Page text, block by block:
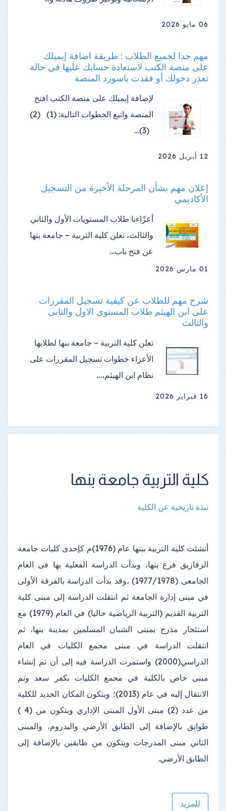
06 مايو 2026
مهم جدا لجميع الطلاب : طريقة اضافة إيميلك
على منصة الكتب لاستعادة حسابك عليها في حالة
تعذر دخولك أو فقدت باسورد المنصة
لإضافة إيميلك على منصة الكتب افتح
المنصة واتبع الخطوات التالية: (1) (2)
(3)…
12 أبريل 2026
إعلان مهم بشأن المرحلة الأخيرة من التسجيل
الأكاديمي
أعزّاءنا طلاب المستويات الأول والثاني
والثالث، تعلن كلية التربية – جامعة بنها
عن فتح باب…
01 مارس 2026
شرح مهم للطلاب عن كيفية تسجيل المقررات
على ابن الهيثم طلاب المستوى الاول والثانى
والثالث
تعلن كلية التربية – جامعة بنها لطلابها
الأعزاء خطوات تسجيل المقررات على
نظام ابن الهيثم،…
16 فبراير 2026
كلية التربية جامعة بنها
نبذة تاريخية عن الكلية
أنشئت كلية التربية ببنها عام (1976)م كإحدى كليات جامعة
الزقازيق فرع بنها، وبدأت الدراسة الفعلية بها فى العام
الجامعى (1977/1978) ،وقد بدأت الدراسة بالفرقة الأولى
في مبنى إدارة الجامعة ثم انتقلت الدراسة إلى مبنى كلية
التربية القديم (التربية الرياضية حاليا) في العام (1979) مع
استئجار مدرج بمبنى الشبان المسلمين بمدينة بنها، ثم
انتقلت الدراسة في مبنى مجمع الكليات في العام
الدراسي(2000) واستمرت الدراسة فيه إلى أن تم إنشاء
مبنى خاص بالكلية في مجمع الكليات بكفر سعد وتم
الانتقال إليه في عام (2013)؛ ويتكون المكان الجديد للكلية
من عدد (2) مبنى الأول المبنى الإداري ويتكون من (4 )
طوابق بالإضافة إلى الطابق الأرضي والبدروم، والمبنى
الثاني مبنى المدرجات ويتكون من طابقين بالإضافة إلى
الطابق الأرضي.
للمزيد